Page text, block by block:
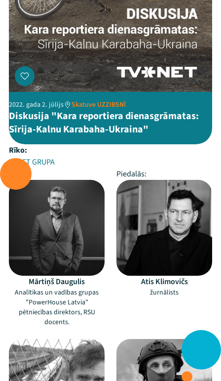
2022. gada 2. jūlijs Skatuve UZZIBSNĪ
Diskusija "Kara reportiera dienasgrāmatas:
Sīrija-Kalnu Karabaha-Ukraina"
Rīko:
TVNET GRUPA
Piedalās:
Mārtiņš Daugulis
Analītikas un vadības grupas
"PowerHouse Latvia"
pētniecības direktors, RSU
docents.
Atis Klimovičs
žurnālists